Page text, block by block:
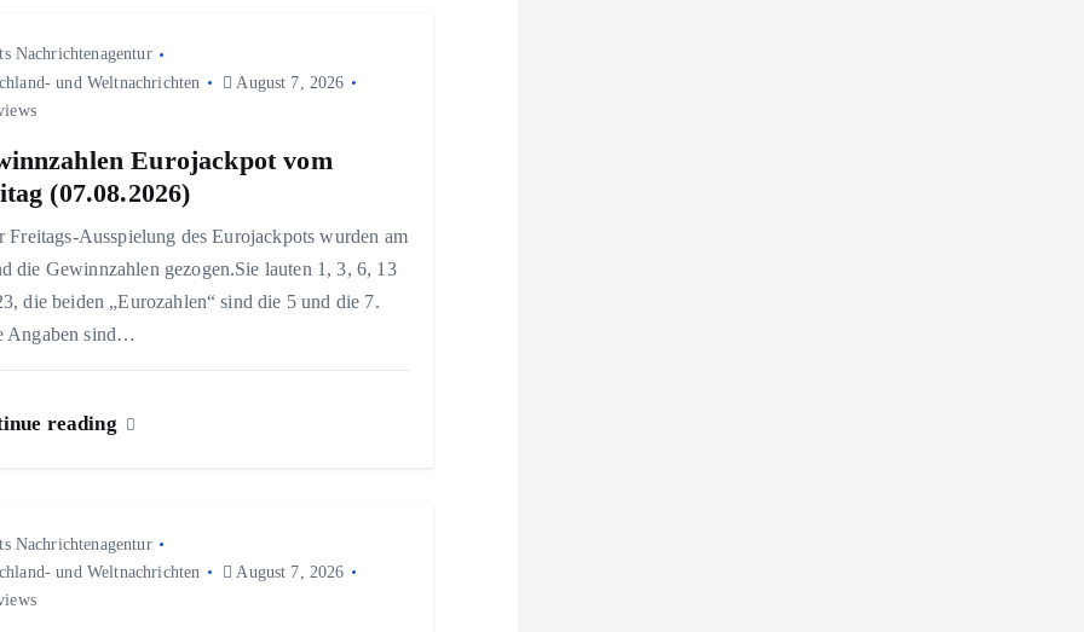
Nachrichtenagentur
und Weltnachrichten
August 7, 2026
Eurojackpot vom
(07.08.2026)
Freitags-Ausspielung des Eurojackpots wurden am
die Gewinnzahlen gezogen.Sie lauten 1, 3, 6, 13
die beiden „Eurozahlen“ sind die 5 und die 7.
Angaben sind…
reading
Nachrichtenagentur
und Weltnachrichten
August 7, 2026